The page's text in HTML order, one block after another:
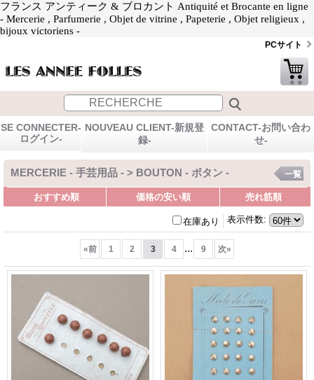
フランス アンティーク & ブロカント Antiquité et Brocante en ligne
- Mercerie , Parfumerie , Objet de vitrine , Papeterie , Objet religieux ,
bijoux victoriens -
PCサイト
SE CONNECTER-
ログイン-
NOUVEAU CLIENT-新規登
録-
CONTACT-お問い合わ
せ-
MERCERIE - 手芸用品 - > BOUTON - ボタン - 一覧
おすすめ順 価格の安い順 売れ筋順
表示件数:
在庫あり
«前 1 2 3 4 ... 9 次»